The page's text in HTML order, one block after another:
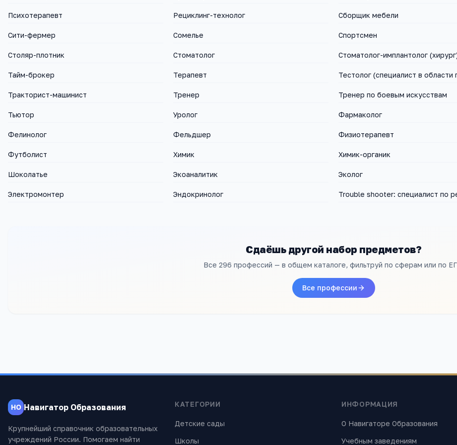
Психотерапевт Рециклинг-технолог Сборщик мебели
Сити-фермер Сомелье Спортсмен
Столяр-плотник Стоматолог Стоматолог-имплантолог
Тайм-брокер Терапевт
Тракторист-машинист Тренер Тренер по боевым искусствам
Тьютор Уролог Фармаколог
Фелинолог Фельдшер Физиотерапевт
Футболист Химик Химик-органик
Шоколатье Экоаналитик Эколог
Электромонтер Эндокринолог
Сдаёшь другой набор предметов?
Все 296 профессий — в общем каталоге, фильтруй по сферам или по
Все профессии
НО Навигатор Образования
Крупнейший справочник образовательных
учреждений России. Помогаем найти
КАТЕГОРИИ
Детские сады
Школы
ИНФОРМАЦИЯ
О Навигаторе Образования
Учебным заведениям